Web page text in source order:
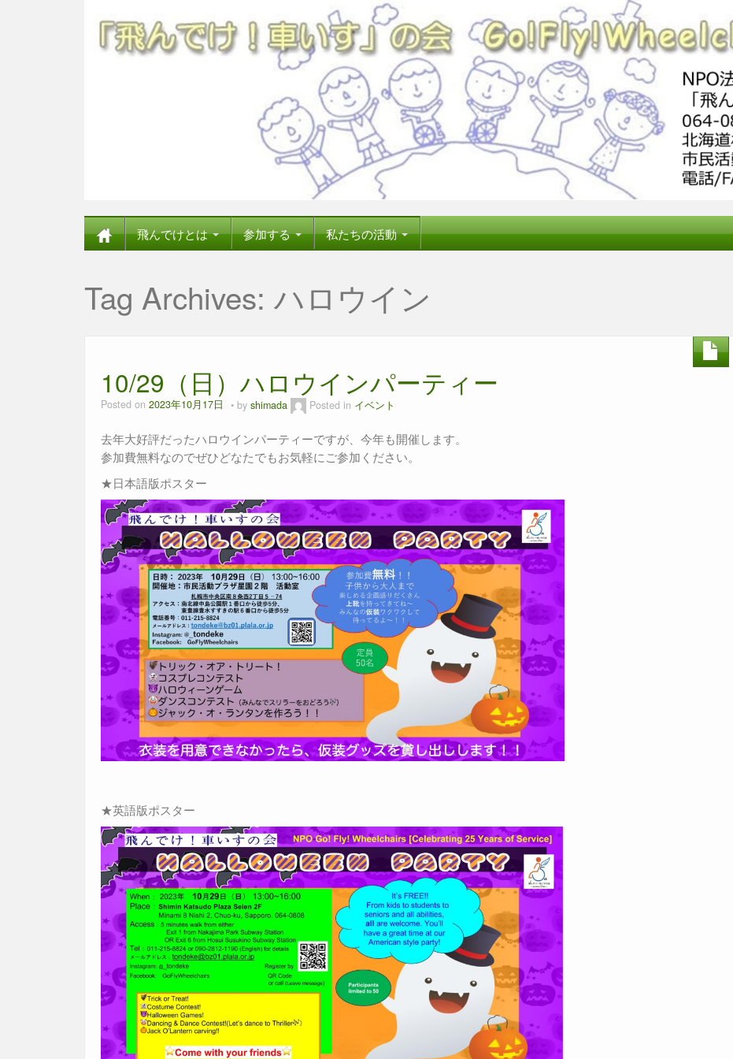
飛んでけとは 参加する 私たちの活動
Tag Archives: ハロウイン
10/29（日）ハロウインパーティー
Posted on 2023年10月17日 by shimada Posted in イベント
去年大好評だったハロウインパーティーですが、今年も開催します。
参加費無料なのでぜひどなたでもお気軽にご参加ください。
★日本語版ポスター
★英語版ポスター